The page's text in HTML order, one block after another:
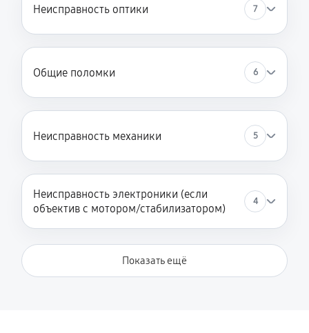
Неисправность оптики 7
Общие поломки 6
Неисправность механики 5
Неисправность электроники (если
объектив с мотором/стабилизатором)
4
Показать ещё